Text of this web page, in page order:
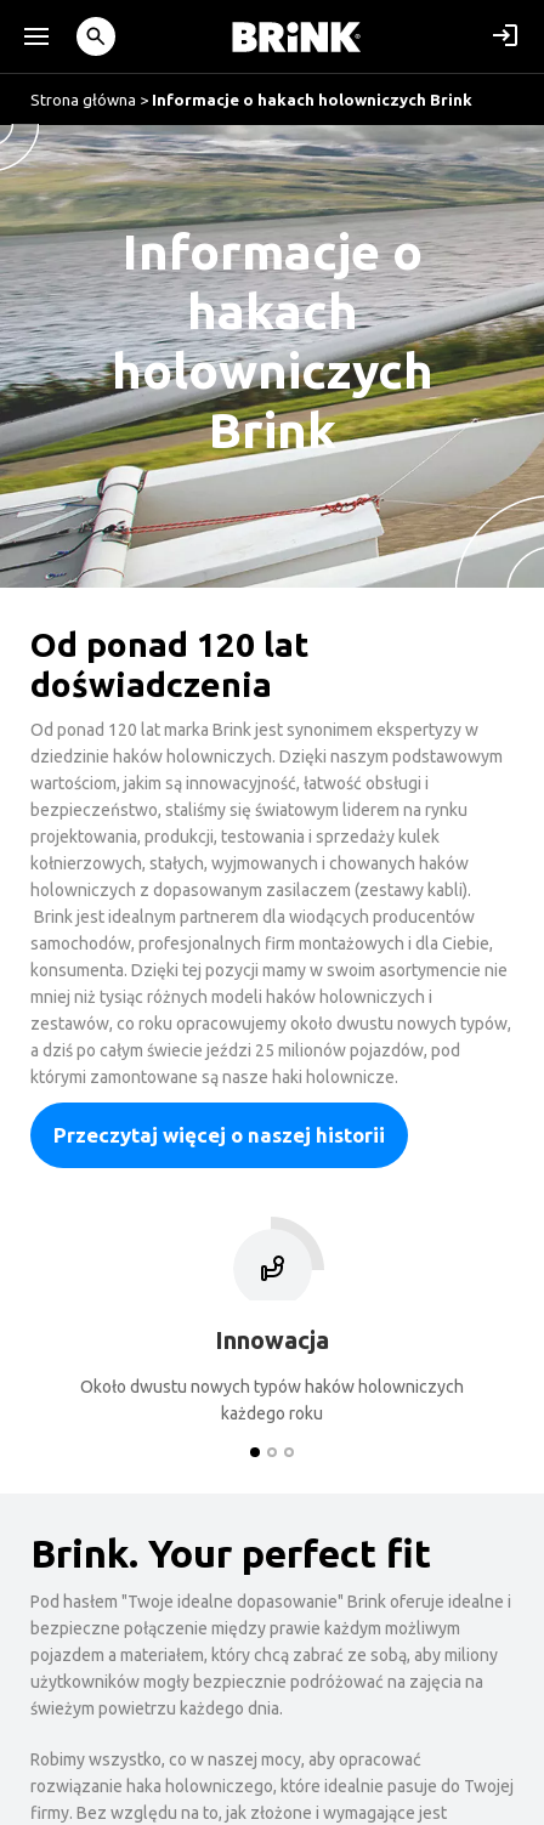
Strona główna > Informacje o hakach holowniczych Brink
Informacje o
hakach
holowniczych
Brink
Od ponad 120 lat
doświadczenia
Od ponad 120 lat marka Brink jest synonimem ekspertyzy w
dziedzinie haków holowniczych. Dzięki naszym podstawowym
wartościom, jakim są innowacyjność, łatwość obsługi i
bezpieczeństwo, staliśmy się światowym liderem na rynku
projektowania, produkcji, testowania i sprzedaży kulek
kołnierzowych, stałych, wyjmowanych i chowanych haków
holowniczych z dopasowanym zasilaczem (zestawy kabli).
Brink jest idealnym partnerem dla wiodących producentów
samochodów, profesjonalnych firm montażowych i dla Ciebie,
konsumenta. Dzięki tej pozycji mamy w swoim asortymencie nie
mniej niż tysiąc różnych modeli haków holowniczych i
zestawów, co roku opracowujemy około dwustu nowych typów,
a dziś po całym świecie jeździ 25 milionów pojazdów, pod
którymi zamontowane są nasze haki holownicze.
Przeczytaj więcej o naszej historii
Wygoda
Nie mniej niż tysiąc różnych modeli haków holowniczych
Brink. Your perfect fit
Pod hasłem "Twoje idealne dopasowanie" Brink oferuje idealne i
bezpieczne połączenie między prawie każdym możliwym
pojazdem a materiałem, który chcą zabrać ze sobą, aby miliony
użytkowników mogły bezpiecznie podróżować na zajęcia na
świeżym powietrzu każdego dnia.
Robimy wszystko, co w naszej mocy, aby opracować
rozwiązanie haka holowniczego, które idealnie pasuje do Twojej
firmy. Bez względu na to, jak złożone i wymagające jest